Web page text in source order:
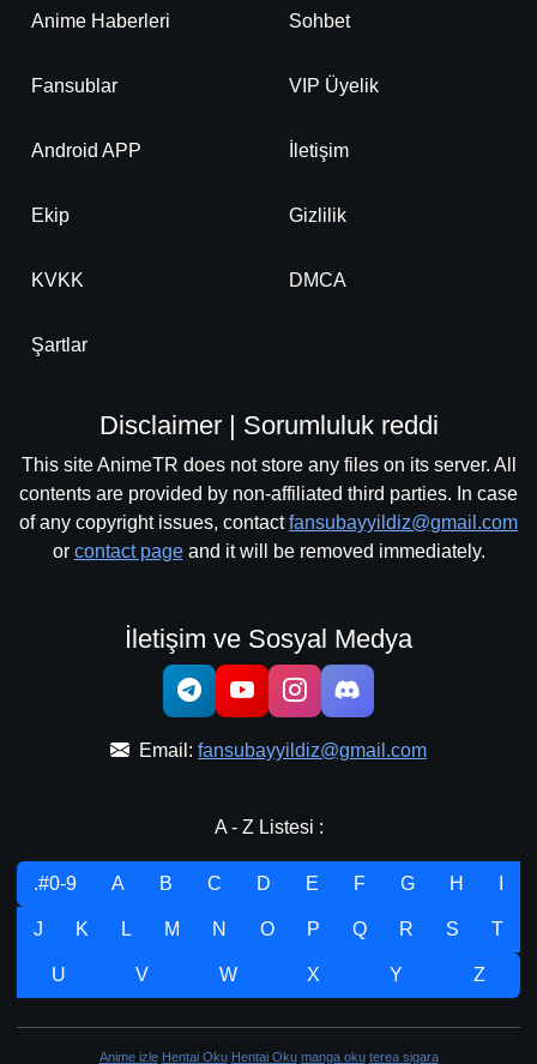
Anime Haberleri Sohbet
Fansublar VIP Üyelik
Android APP İletişim
Ekip Gizlilik
KVKK DMCA
Şartlar
Disclaimer | Sorumluluk reddi
This site AnimeTR does not store any files on its server. All
contents are provided by non-affiliated third parties. In case
of any copyright issues, contactfansubayyildiz@gmail.com
or contact pageand it will be removed immediately.
İletişim ve Sosyal Medya
Email: fansubayyildiz@gmail.com
A - Z Listesi :
.#0-9 A B C D E F G H
J K L M N O P Q R S T
U V W X Y Z
Anime izle Hentai Oku Hentai Oku manga oku terea sigara